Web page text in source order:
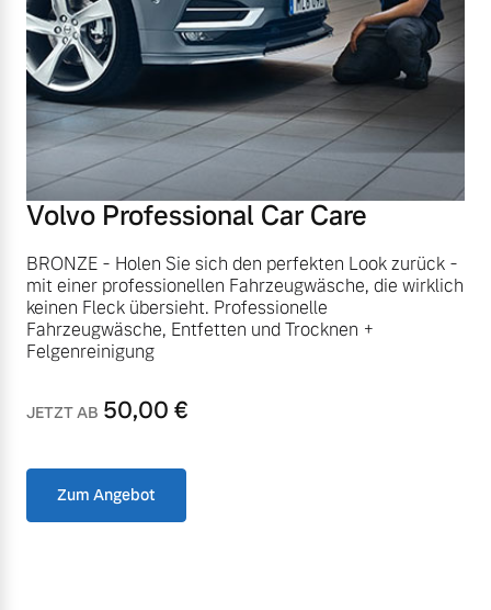
Mehr erfahren
Finanzierung & Leasing
Versicherung
Volvo Professional Car Care
BRONZE - Holen Sie sich den perfekten Look zurück -
mit einer professionellen Fahrzeugwäsche, die wirklich
keinen Fleck übersieht. Professionelle
Fahrzeugwäsche, Entfetten und Trocknen +
Felgenreinigung
JETZT AB 50,00 €
Zum Angebot